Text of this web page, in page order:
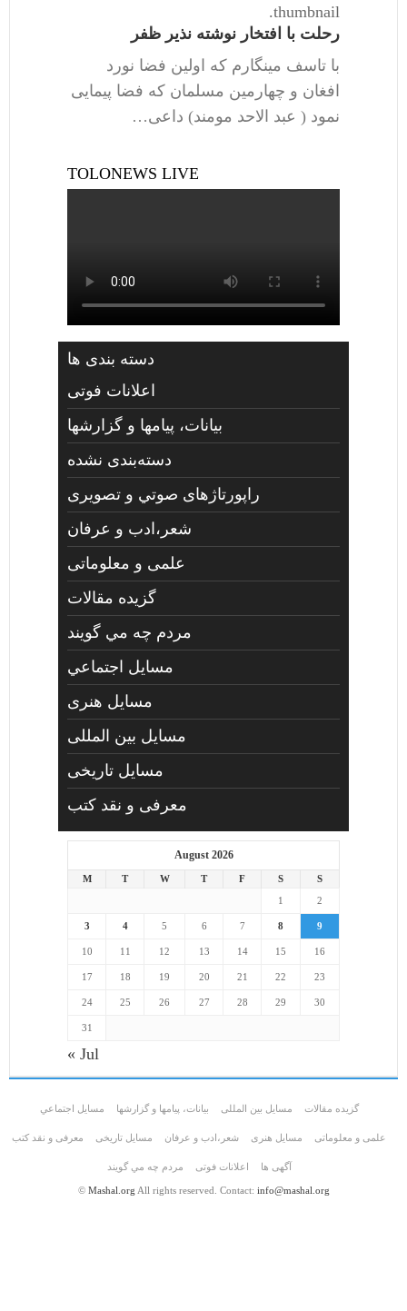
thumbnail.
رحلت با افتخار نوشته نذیر ظفر
با تاسف مینگارم که اولین فضا نورد
افغان و چهارمین مسلمان که فضا پیمایی
نمود ( عبد الاحد مومند) داعی…
TOLONEWS LIVE
دسته بندی ها
اعلانات فوتی
بیانات، پیامها و گزارشها
دسته‌بندی نشده
راپورتاژهای صوتي و تصويری
شعر،ادب و عرفان
علمی و معلوماتی
گزیده مقالات
مردم چه مي گويند
مسايل اجتماعي
مسايل هنری
مسایل بین المللی
مسایل تاریخی
معرفی و نقد کتب
August 2026
M T W T F S
S
1
2
3 4 5 6 7 8 9
10 11 12 13 14 15 16
17 18 19 20 21 22 23
24 25 26 27 28 29 30
31
« Jul
گزیده مقالات مسایل بین المللی بیانات، پیامها و گزارشها مسايل اجتماعي
علمی و معلوماتی مسايل هنری شعر،ادب و عرفان مسایل تاریخی معرفی و نقد کتب
آگهی ها اعلانات فوتی مردم چه مي گويند
© Mashal.org All rights reserved. Contact: info@mashal.org